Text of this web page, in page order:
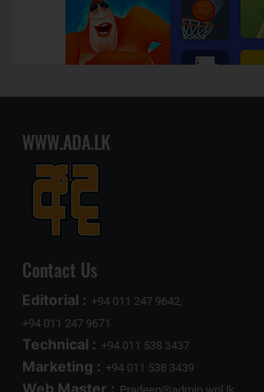
WWW.ADA.LK
Contact Us
Editorial : +94 011 247 9642,
+94 011 247 9671
Technical : +94 011 538 3437
Marketing : +94 011 538 3439